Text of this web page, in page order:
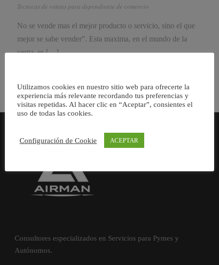
Tecnicas de ventas para dependiente de comercio
No se vende mas el mejor producto o servicio, sino el que
mejor se sabe vender”. Esta maxima, en el mundo de la
venta, es […]
Consultores especializados en Servicios para Pymes y
Autónomos.
Utilizamos cookies en nuestro sitio web para ofrecerte la
experiencia más relevante recordando tus preferencias y
visitas repetidas. Al hacer clic en “Aceptar”, consientes el
uso de todas las cookies.
Configuración de Cookie ACEPTAR